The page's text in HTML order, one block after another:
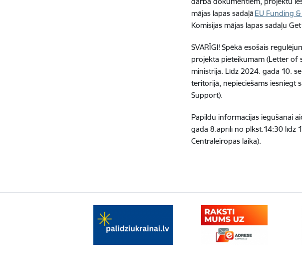
mājas lapas sadaļā EU Funding
Komisijas mājas lapas sadaļu
SVARĪGI! Spēkā esošais
projekta pieteikumam (Letter of
ministrija. Līdz 2024. gada 10.
teritorijā, nepieciešams iesniegt
Support).
Papildu informācijas iegūšanai
gada 8.aprīlī no plkst.14:30 līdz
Centrāleiropas laika).